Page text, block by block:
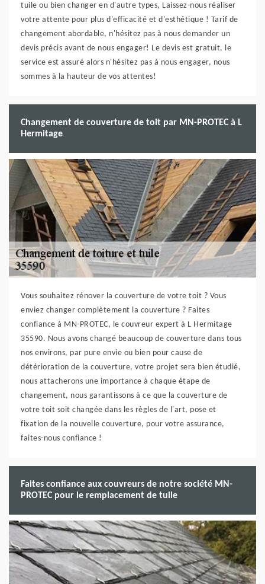
tuile ou bien changer en d'autre types, Laissez-nous réaliser
votre attente pour plus d'efficacité et d'esthétique ! Tarif de
changement abordable, n'hésitez pas à nous demander un
devis précis avant de nous engager! Le devis est gratuit, le
service est assuré alors n'hésitez pas à nous engager, nous
sommes à la hauteur de vos attentes!
Changement de couverture de toit par MN-PROTEC à L
Hermitage
Vous souhaitez rénover la couverture de votre toit ? Vous
enviez changer complètement la couverture ? Faites
confiance à MN-PROTEC, le couvreur expert à L Hermitage
35590. Nous avons changé beaucoup de couverture dans tous
nos environs, par pure envie ou bien pour cause de
détérioration de la couverture, votre projet sera bien étudié,
nous attacherons une importance à chaque étape de
changement, nous garantissons à ce que la couverture de
votre toit soit changée dans les règles de l'art, pose et
fixation de la nouvelle couverture, pour votre assurance,
faites-nous confiance !
Faites confiance aux couvreurs de notre société MN-
PROTEC pour le remplacement de tuile